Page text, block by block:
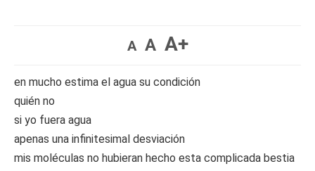
A A A+
en mucho estima el agua su condición
quién no
si yo fuera agua
apenas una infinitesimal desviación
mis moléculas no hubieran hecho esta complicada bestia